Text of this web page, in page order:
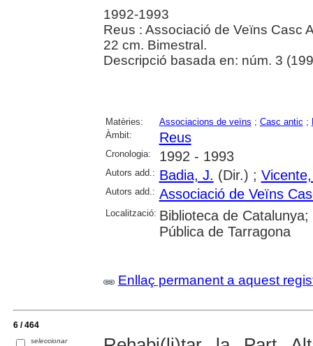
1992-1993
Reus : Associació de Veïns Casc
22 cm. Bimestral.
Descripció basada en: núm. 3
Matèries: Associacions de veïns ; Casc antic ;
Àmbit:
Reus
Cronologia: 1992 - 1993
Autors add.: Badia, J. (Dir.) ;
Autors add.: Associació de Veïns
Localització: Biblioteca de
Pública de Tarragona
Enllaç permanent a aquest
6 / 464
seleccionar